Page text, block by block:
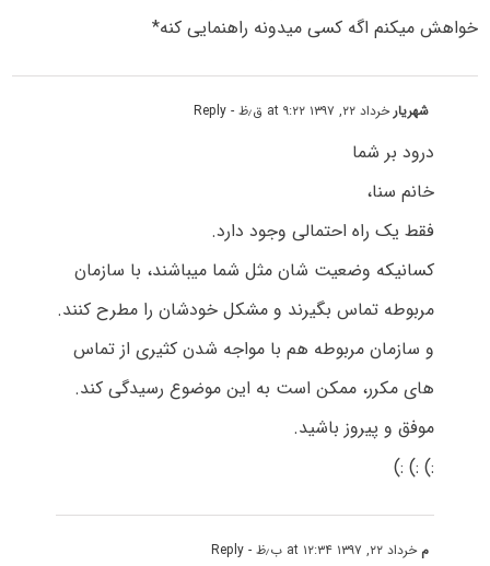
خواهش میکنم اگه کسی میدونه راهنمایی کنه*
شهریار خرداد ۲۲, ۱۳۹۷ at ۹:۲۲ ق٫ظ - Reply
درود بر شما
خانم سنا،
فقط یک راه احتمالی وجود دارد.
کسانیکه وضعیت شان مثل شما میباشند، با سازمان
مربوطه تماس بگیرند و مشکل خودشان را مطرح کنند.
و سازمان مربوطه هم با مواجه شدن کثیری از تماس
های مکرر، ممکن است به این موضوع رسیدگی کند.
موفق و پیروز باشید.
:) :) :)
م خرداد ۲۲, ۱۳۹۷ at ۱۲:۳۴ ب٫ظ - Reply